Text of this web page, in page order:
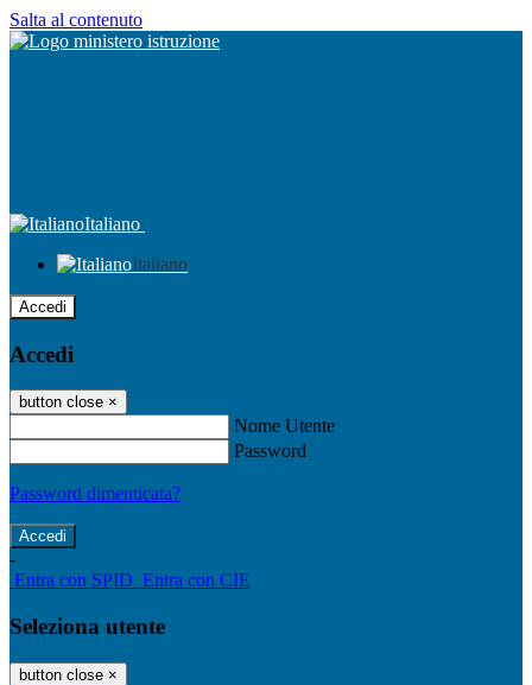
Salta al contenuto
Italiano
Italiano
Accedi
Accedi
button close ×
Nome Utente
Password
Password dimenticata?
-
Entra con SPID Entra con CIE
Seleziona utente
button close ×